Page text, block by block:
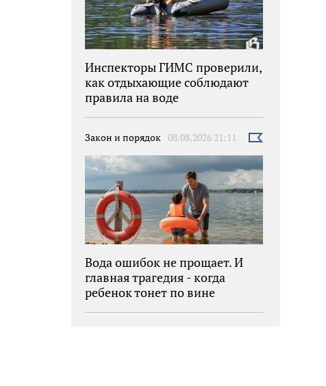
Инспекторы ГИМС проверили,
как отдыхающие соблюдают
правила на воде
Закон и порядок 08.08.2026 21:11
Выбрать
Вода ошибок не прощает. И
главная трагедия - когда
ребенок тонет по вине